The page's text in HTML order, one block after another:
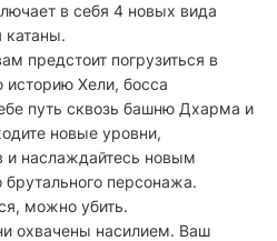
в себя 4 новых вида
катаны.
предстоит погрузиться в
Хели, босса
путь сквозь башню Дхарма и
новые уровни,
и наслаждайтесь новым
персонажа.
можно убить.
охвачены насилием. Ваш